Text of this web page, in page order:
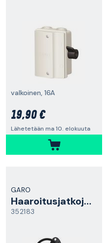
valkoinen, 16A
19,90 €
Lähetetään ma 10. elokuuta
GARO
Haaroitusjatkojohto
352183